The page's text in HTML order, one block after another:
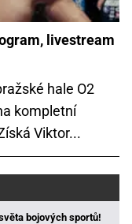
livestream
hale O2
kompletní
Viktor...
bojových sportů!